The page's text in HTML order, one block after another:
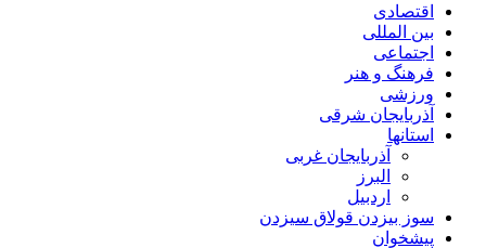
اقتصادی
بین المللی
اجتماعی
فرهنگ و هنر
ورزشی
آذربایجان شرقی
استانها
آذربایجان غربی
البرز
اردبیل
سوز بیزدن قولاق سیزدن
پیشخوان